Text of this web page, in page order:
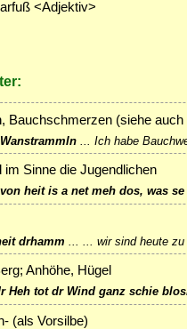
<Adjektiv>
Bauchschmerzen (siehe auch
... Ich habe
im Sinne die Jugendlichen
heit is a net meh dos, was
drhamm ... wir sind heute
Anhöhe, Hügel
Heh tot dr Wind ganz schie
(als Vorsilbe)